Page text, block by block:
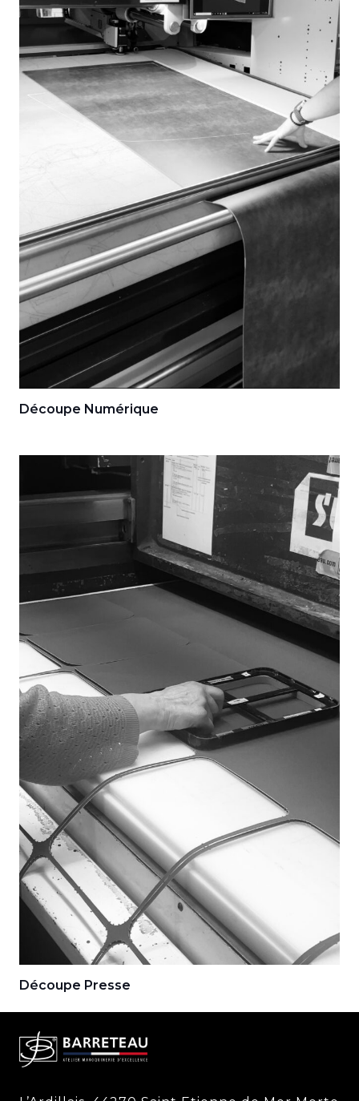
Découpe Numérique
Découpe Presse